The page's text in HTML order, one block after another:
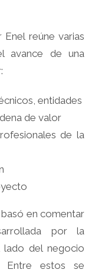
reúne varias
avance de una
entidades
de valor
de la
en comentar
por la
lado del negocio
Entre estos se